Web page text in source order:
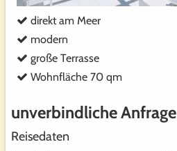
direkt am Meer
modern
große Terrasse
Wohnfläche 70 qm
unverbindliche Anfrage
Reisedaten